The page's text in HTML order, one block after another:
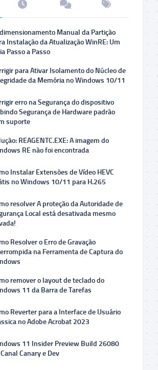
Manual da Partição
Instalação da Atualização WinRE: Um
Passo a Passo
para Ativar Isolamento do Núcleo de
da Memória no Windows 10/11
erro na Segurança do dispositivo
Segurança de Hardware padrão
suporte
REAGENTC.EXE: A imagem do
RE não foi encontrada
Instalar Extensões de Vídeo HEVC
no Windows 10/11 para H.265
resolver A proteção da Autoridade de
Local está desativada mesmo
Resolver o Erro de Gravação
na Ferramenta de Captura do
remover o layout de teclado do
11 da Barra de Tarefas
Reverter para a Interface de Usuário
no Adobe Acrobat 2023
11 Insider Preview Build 26080
Canary e Dev